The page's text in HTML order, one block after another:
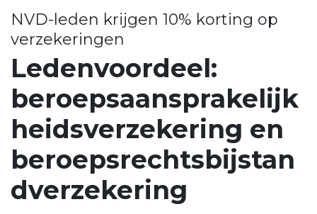
NVD-leden krijgen 10% korting op
verzekeringen
Ledenvoordeel:
beroepsaansprakelijk
heidsverzekering en
beroepsrechtsbijstan
dverzekering